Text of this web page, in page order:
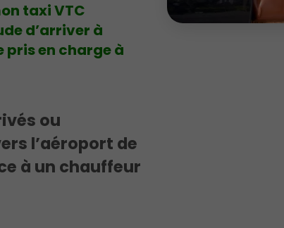
taxi VTC
d’arriver à
pris en charge à
ou
l’aéroport de
à un chauffeur